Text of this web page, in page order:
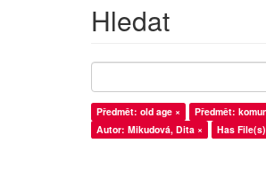
Hledat
Předmět: old age × Předmět:
Autor: Mikudová, Dita ×
Has